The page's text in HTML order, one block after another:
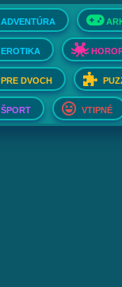
ADVENTÚRA
EROTIKA
PRE DVOCH
ŠPORT VTIPNÉ